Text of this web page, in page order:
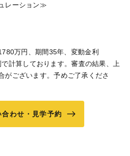
レーション≫
万円、期間35年、変動金利
計算しております。審査の結果、上
がございます。予めご了承くださ
合わせ・見学予約